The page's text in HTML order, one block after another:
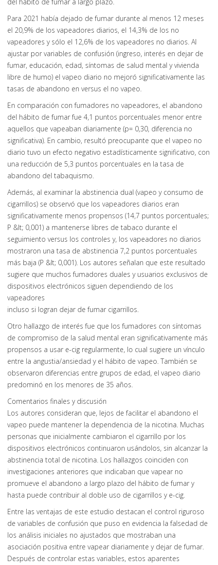
Para 2021 había dejado de fumar durante al menos 12 meses
el 20,9% de los vapeadores diarios, el 14,3% de los no
vapeadores y sólo el 12,6% de los vapeadores no diarios. Al
ajustar por variables de confusión (ingreso, interés en dejar de
fumar, educación, edad, síntomas de salud mental y vivienda
libre de humo) el vapeo diario no mejoró significativamente las
tasas de abandono en versus el no vapeo.
En comparación con fumadores no vapeadores, el abandono
del hábito de fumar fue 4,1 puntos porcentuales menor entre
aquellos que vapeaban diariamente (p= 0,30, diferencia no
significativa). En cambio, resultó preocupante que el vapeo no
diario tuvo un efecto negativo estadísticamente significativo, con
una reducción de 5,3 puntos porcentuales en la tasa de
abandono del tabaquismo.
Además, al examinar la abstinencia dual (vapeo y consumo de
cigarrillos) se observó que los vapeadores diarios eran
significativamente menos propensos (14,7 puntos porcentuales;
P &lt; 0,001) a mantenerse libres de tabaco durante el
seguimiento versus los controles y, los vapeadores no diarios
mostraron una tasa de abstinencia 7,2 puntos porcentuales
más baja (P &lt; 0,001). Los autores señalan que este resultado
sugiere que muchos fumadores duales y usuarios exclusivos de
dispositivos electrónicos siguen dependiendo de los
vapeadores
incluso si logran dejar de fumar cigarrillos.
Otro hallazgo de interés fue que los fumadores con síntomas
de compromiso de la salud mental eran significativamente más
propensos a usar e-cig regularmente, lo cual sugiere un vínculo
entre la angustia/ansiedad y el hábito de vapeo. También se
observaron diferencias entre grupos de edad, el vapeo diario
predominó en los menores de 35 años.
Comentarios finales y discusión
Los autores consideran que, lejos de facilitar el abandono el
vapeo puede mantener la dependencia de la nicotina. Muchas
personas que inicialmente cambiaron el cigarrillo por los
dispositivos electrónicos continuaron usándolos, sin alcanzar la
abstinencia total de nicotina. Los hallazgos coinciden con
investigaciones anteriores que indicaban que vapear no
promueve el abandono a largo plazo del hábito de fumar y
hasta puede contribuir al doble uso de cigarrillos y e-cig.
Entre las ventajas de este estudio destacan el control riguroso
de variables de confusión que puso en evidencia la falsedad de
los análisis iniciales no ajustados que mostraban una
asociación positiva entre vapear diariamente y dejar de fumar.
Después de controlar estas variables, estos aparentes